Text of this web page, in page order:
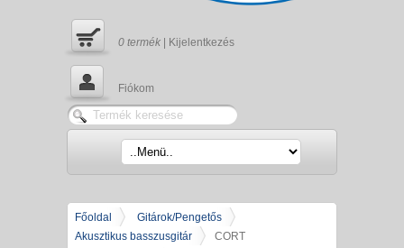
0 termék Kijelentkezés
Fiókom
Főoldal
Gitárok/Pengetős
Akusztikus basszusgitár
CORT